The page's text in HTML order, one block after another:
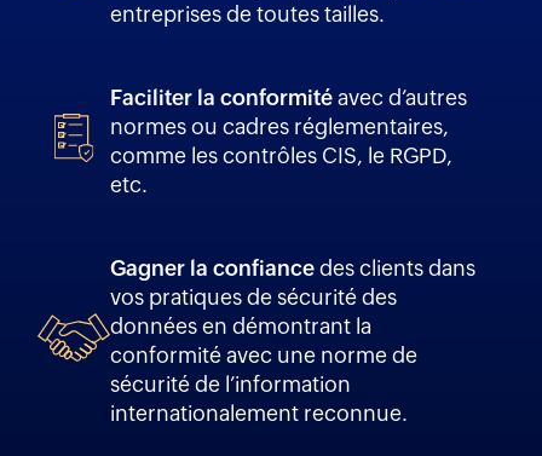
entreprises de toutes tailles.
Faciliter la conformité avec d’autres
normes ou cadres réglementaires,
comme les contrôles CIS, le RGPD,
etc.
Gagner la confiance des clients dans
vos pratiques de sécurité des
données en démontrant la
conformité avec une norme de
sécurité de l’information
internationalement reconnue.